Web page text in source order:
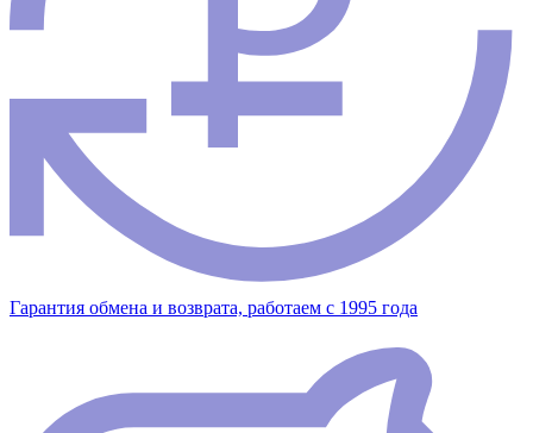
Гарантия обмена и возврата, работаем с 1995 года